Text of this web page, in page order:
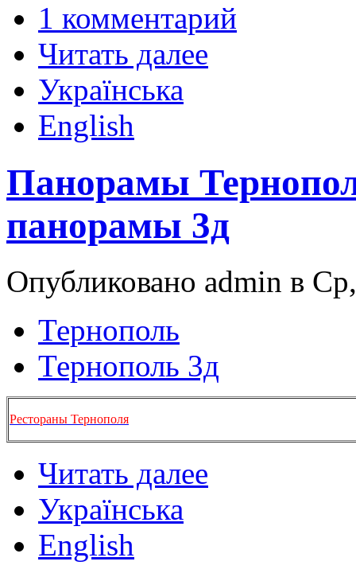
1 комментарий
Читать далее
Українська
English
Панорамы
панорамы 3д
Опубликовано admin в
Тернополь
Тернополь 3д
Рестораны Тернополя
Читать далее
Українська
English